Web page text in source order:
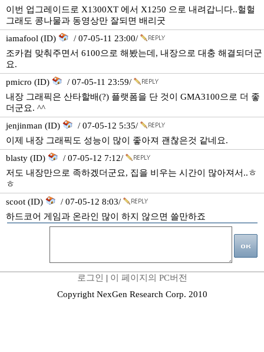
이번 업그레이드로 X1300XT 에서 X1250 으로 내려갑니다..헐헐
그래도 콩나물과 동영상만 잘되면 배리굿
iamafool (ID)
/ 07-05-11 23:00/
조카컴 맞춰주면서 6100으로 해봤는데, 내장으로 대충 해결되더군
요.
pmicro (ID)
/ 07-05-11 23:59/
내장 그래픽은 산타할배(?) 플랫폼을 단 것이 GMA3100으로 더 좋
더군요. ^^
jenjinman (ID)
/ 07-05-12 5:35/
이제 내장 그래픽도 성능이 많이 좋아져 괜찮은것 같네요.
blasty (ID)
/ 07-05-12 7:12/
저도 내장만으로 족하겠더군요, 집을 비우는 시간이 많아져서..ㅎ
ㅎ
scoot (ID)
/ 07-05-12 8:03/
하드코어 게임과 온라인 많이 하지 않으면 쓸만하죠
로그인 | 이 페이지의 PC버전
Copyright NexGen Research Corp. 2010